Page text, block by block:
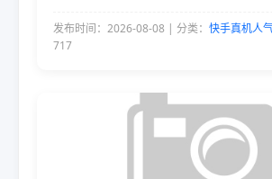
发布时间：2026-08-08 | 分类： 快手真机人
717